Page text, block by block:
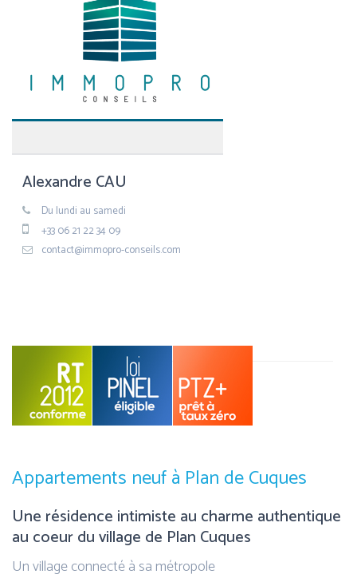
Alexandre CAU
Du lundi au samedi
+33 06 21 22 34 09
contact@immopro-conseils.com
Appartements neuf à Plan de Cuques
Une résidence intimiste au charme authentique
au coeur du village de Plan Cuques
Un village connecté à sa métropole